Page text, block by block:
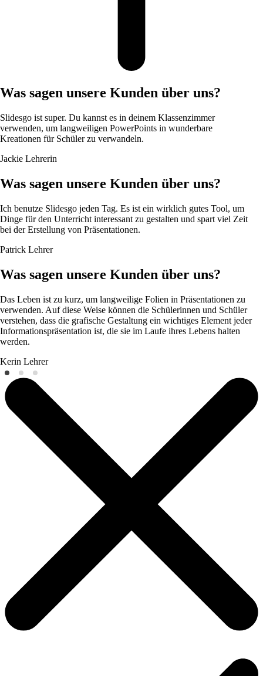
Was sagen unsere Kunden über uns?
Slidesgo ist super. Du kannst es in deinem Klassenzimmer
verwenden, um langweiligen PowerPoints in wunderbare
Kreationen für Schüler zu verwandeln.
Jackie Lehrerin
Was sagen unsere Kunden über uns?
Ich benutze Slidesgo jeden Tag. Es ist ein wirklich gutes Tool, um
Dinge für den Unterricht interessant zu gestalten und spart viel Zeit
bei der Erstellung von Präsentationen.
Patrick Lehrer
Was sagen unsere Kunden über uns?
Das Leben ist zu kurz, um langweilige Folien in Präsentationen zu
verwenden. Auf diese Weise können die Schülerinnen und Schüler
verstehen, dass die grafische Gestaltung ein wichtiges Element jeder
Informationspräsentation ist, die sie im Laufe ihres Lebens halten
werden.
Kerin Lehrer